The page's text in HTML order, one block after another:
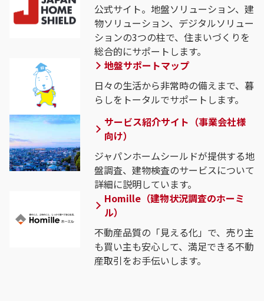
公式サイト。地盤ソリューション、建
物ソリューション、デジタルソリュー
ションの3つの柱で、住まいづくりを
総合的にサポートします。
地盤サポートマップ
日々の生活から非常時の備えまで、暮
らしをトータルでサポートします。
サービス紹介サイト（事業会社様
向け）
ジャパンホームシールドが提供する地
盤調査、建物検査のサービスについて
詳細に説明しています。
Homille（建物状況調査のホーミ
ル）
不動産品質の「見える化」で、売り主
も買い主も安心して、満足できる不動
産取引をお手伝いします。